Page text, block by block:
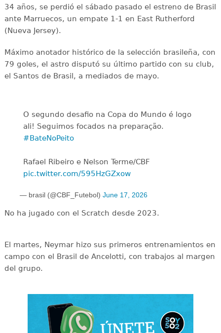
34 años, se perdió el sábado pasado el estreno de Brasil
ante Marruecos, un empate 1-1 en East Rutherford
(Nueva Jersey).
Máximo anotador histórico de la selección brasileña, con
79 goles, el astro disputó su último partido con su club,
el Santos de Brasil, a mediados de mayo.
O segundo desafio na Copa do Mundo é logo
ali! Seguimos focados na preparação.
#BateNoPeito
Rafael Ribeiro e Nelson Terme/CBF
pic.twitter.com/595HzGZxow
— brasil (@CBF_Futebol) June 17, 2026
No ha jugado con el Scratch desde 2023.
El martes, Neymar hizo sus primeros entrenamientos en
campo con el Brasil de Ancelotti, con trabajos al margen
del grupo.